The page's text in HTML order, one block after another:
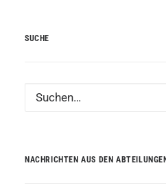
SUCHE
NACHRICHTEN AUS DEN ABTEILUNGEN